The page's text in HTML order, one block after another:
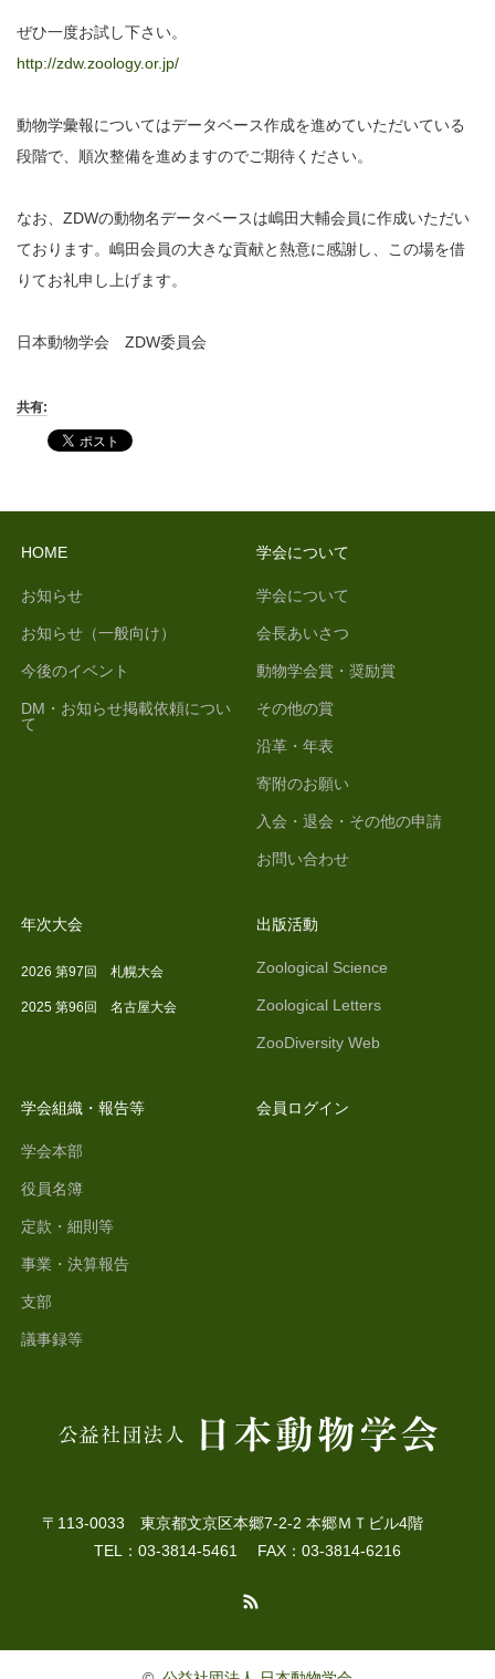
ぜひ一度お試し下さい。
http://zdw.zoology.or.jp/
動物学彙報についてはデータベース作成を進めていただいている
段階で、順次整備を進めますのでご期待ください。
なお、ZDWの動物名データベースは嶋田大輔会員に作成いただい
ております。嶋田会員の大きな貢献と熱意に感謝し、この場を借
りてお礼申し上げます。
日本動物学会 ZDW委員会
共有:
HOME
お知らせ
お知らせ（一般向け）
今後のイベント
DM・お知らせ掲載依頼につい
て
学会について
学会について
会長あいさつ
動物学会賞・奨励賞
その他の賞
沿革・年表
寄附のお願い
入会・退会・その他の申請
お問い合わせ
年次大会
2026 第97回 札幌大会
2025 第96回 名古屋大会
出版活動
Zoological Science
Zoological Letters
ZooDiversity Web
学会組織・報告等
学会本部
役員名簿
定款・細則等
事業・決算報告
支部
議事録等
会員ログイン
〒113-0033 東京都文京区本郷7-2-2 本郷ＭＴビル4階
TEL：03-3814-5461 FAX：03-3814-6216